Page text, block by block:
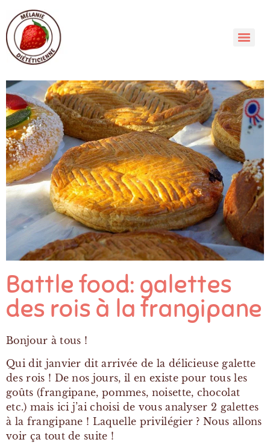
Battle food: galettes
des rois à la frangipane
Bonjour à tous !
Qui dit janvier dit arrivée de la délicieuse galette
des rois ! De nos jours, il en existe pour tous les
goûts (frangipane, pommes, noisette, chocolat
etc.) mais ici j’ai choisi de vous analyser 2 galettes
à la frangipane ! Laquelle privilégier ? Nous allons
voir ça tout de suite !